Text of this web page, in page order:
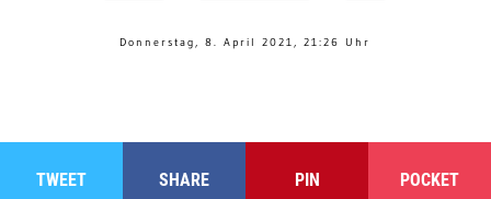
Donnerstag, 8. April 2021, 21:26 Uhr
TWEET SHARE PIN POCKET